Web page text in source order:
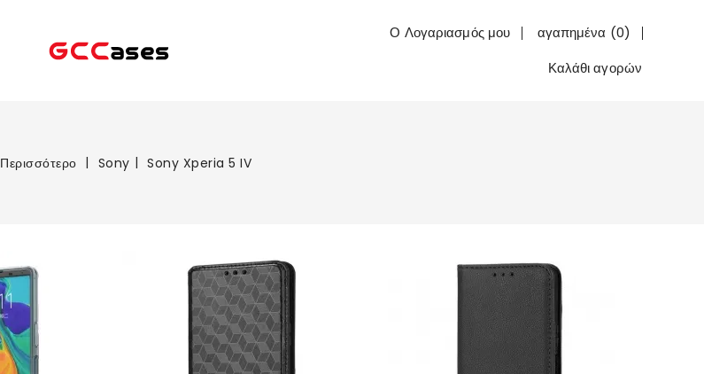
Ο Λογαριασμός μου
αγαπημένα (0)
Καλάθι αγορών
Περισσότερο Sony Sony Xperia 5 IV